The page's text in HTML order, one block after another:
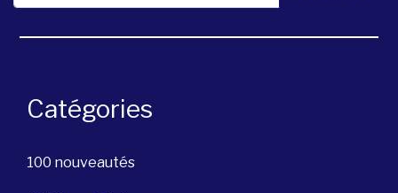
Catégories
100 nouveautés